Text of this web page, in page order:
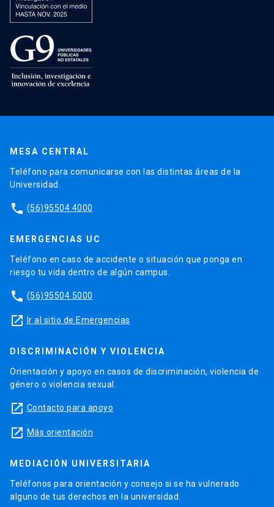
MESA CENTRAL
Teléfono para comunicarse con las distintas áreas de la
Universidad.
phone (56)95504 4000
EMERGENCIAS UC
Teléfono en caso de accidente o situación que ponga en
riesgo tu vida dentro de algún campus.
phone (56)95504 5000
launch Ir al sitio de Emergencias
DISCRIMINACIÓN Y VIOLENCIA
Orientación y apoyo en casos de discriminación, violencia de
género o violencia sexual.
launch Contacto para apoyo
launch Más orientación
MEDIACIÓN UNIVERSITARIA
Teléfonos para orientación y consejo si se ha vulnerado
alguno de tus derechos en la universidad.